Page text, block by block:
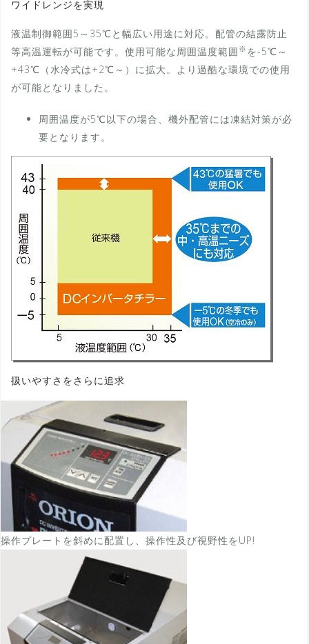
ワイドレンジを実現
液温制御範囲5～35℃と幅広い用途に対応。配管の結露防止
等高温運転が可能です。使用可能な周囲温度範囲 ※ を-5℃～
+43℃（水冷式は+2℃～）に拡大。より過酷な環境での使用
が可能となりました。
周囲温度が5℃以下の場合、機外配管には凍結対策が必
要となります。
扱いやすさをさらに追求
操作プレートを斜めに配置し、操作性及び視野性をUP!